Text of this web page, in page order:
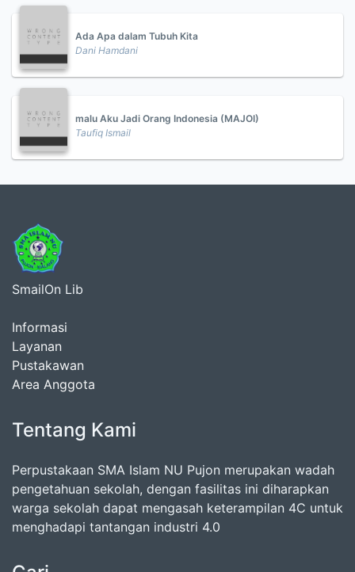
Ada Apa dalam Tubuh Kita
Dani Hamdani
malu Aku Jadi Orang Indonesia (MAJOI)
Taufiq Ismail
SmailOn Lib
Informasi
Layanan
Pustakawan
Area Anggota
Tentang Kami
Perpustakaan SMA Islam NU Pujon merupakan wadah
pengetahuan sekolah, dengan fasilitas ini diharapkan
warga sekolah dapat mengasah keterampilan 4C untuk
menghadapi tantangan industri 4.0